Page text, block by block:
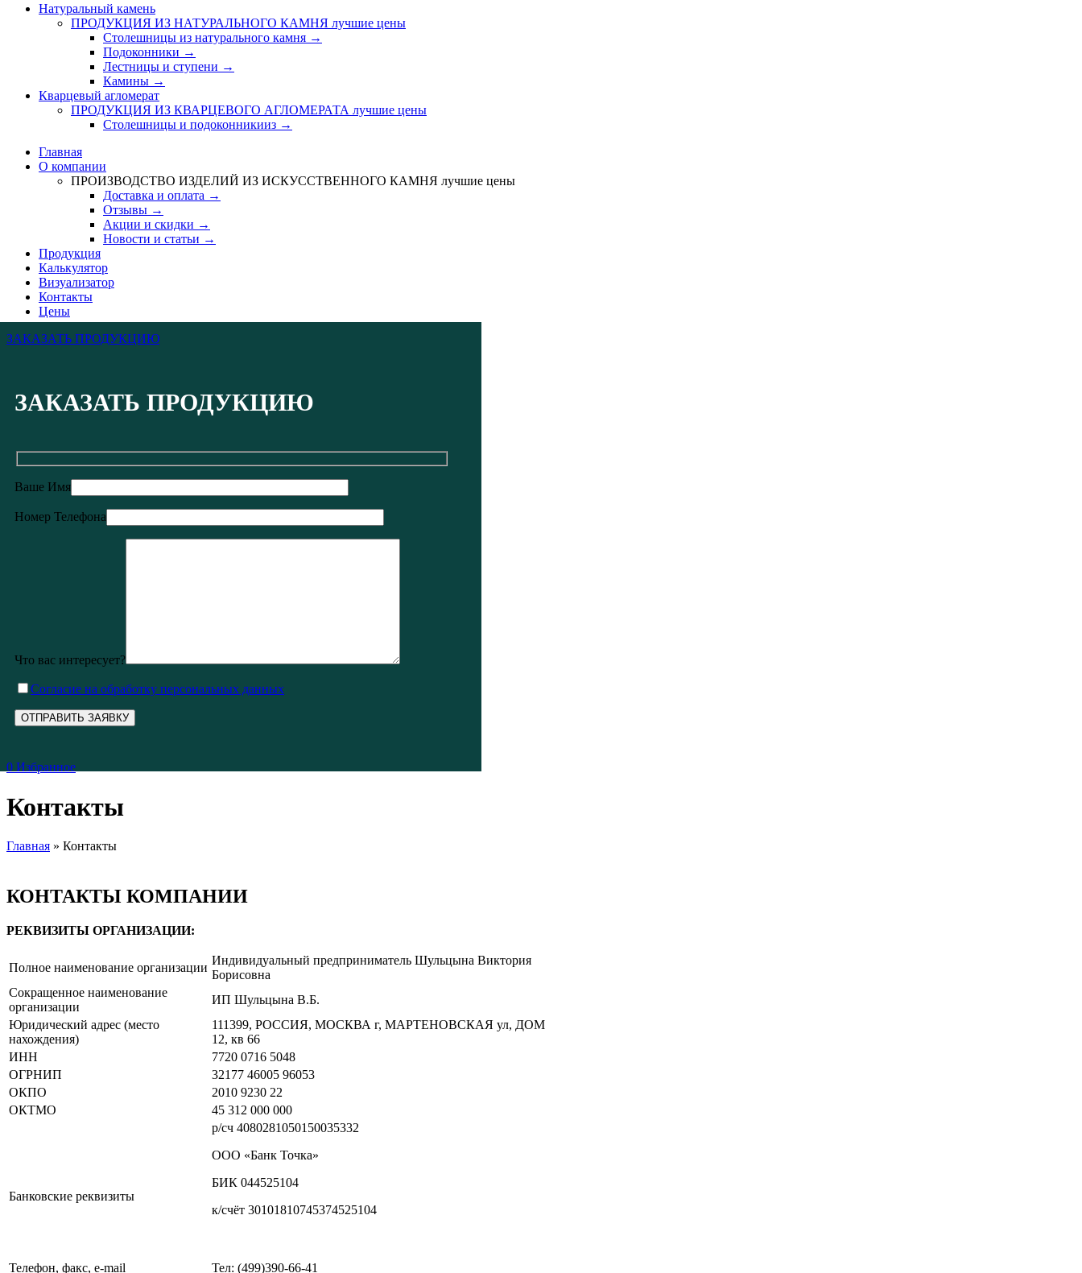
Натуральный камень
ПРОДУКЦИЯ ИЗ НАТУРАЛЬНОГО КАМНЯ лучшие цены
Столешницы из натурального камня →
Подоконники →
Лестницы и ступени →
Камины →
Кварцевый агломерат
ПРОДУКЦИЯ ИЗ КВАРЦЕВОГО АГЛОМЕРАТА лучшие цены
Столешницы и подоконникииз →
Главная
О компании
ПРОИЗВОДСТВО ИЗДЕЛИЙ ИЗ ИСКУССТВЕННОГО КАМНЯ лучшие цены
Доставка и оплата →
Отзывы →
Акции и скидки →
Новости и статьи →
Продукция
Калькулятор
Визуализатор
Контакты
Цены
ЗАКАЗАТЬ ПРОДУКЦИЮ
ЗАКАЗАТЬ ПРОДУКЦИЮ
Ваше Имя
Номер Телефона
Что вас интересует?
Cогласие на обработку персональных данных
0 Избранное
Контакты
Главная » Контакты
КОНТАКТЫ КОМПАНИИ
РЕКВИЗИТЫ ОРГАНИЗАЦИИ:
Полное наименование организации
Индивидуальный предприниматель Шульцына Виктория
Борисовна
Сокращенное наименование
организации
ИП Шульцына В.Б.
Юридический адрес (место
нахождения)
111399, РОССИЯ, МОСКВА г, МАРТЕНОВСКАЯ ул, ДОМ
12, кв 66
ИНН
7720 0716 5048
ОГРНИП
32177 46005 96053
ОКПО
2010 9230 22
ОКТМО
45 312 000 000
Банковские реквизиты
р/сч 4080281050150035332
ООО «Банк Точка»
БИК 044525104
к/счёт 30101810745374525104
Телефон, факс, е-mail
Тел: (499)390-66-41